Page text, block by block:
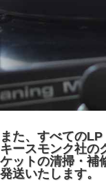
また、すべてのLP
キースモンク社の
ケットの清掃・補
発送いたします。